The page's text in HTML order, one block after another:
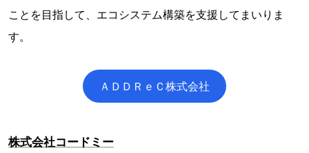
ことを目指して、エコシステム構築を支援してまいりま
す。
ＡＤＤＲｅＣ株式会社
株式会社コードミー